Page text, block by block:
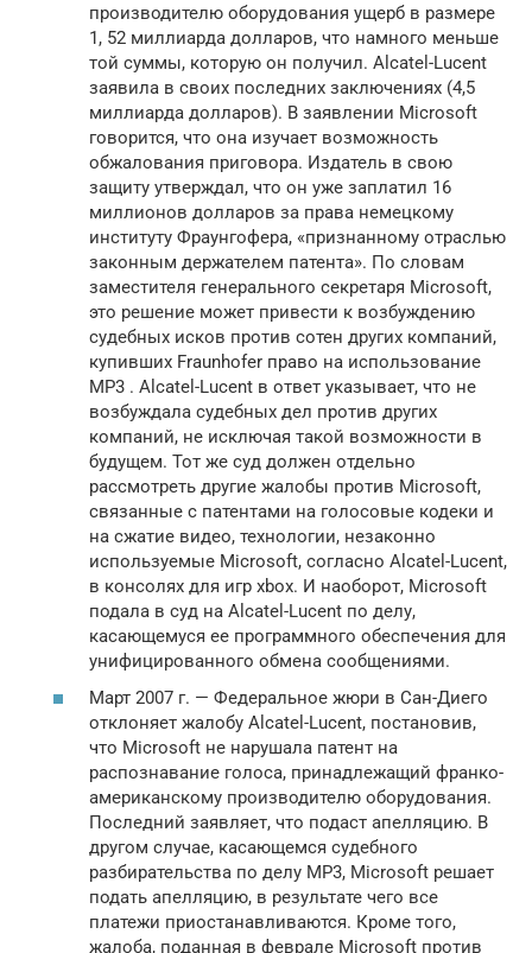
производителю оборудования ущерб в размере
1, 52 миллиарда долларов, что намного меньше
той суммы, которую он получил. Alcatel-Lucent
заявила в своих последних заключениях (4,5
миллиарда долларов). В заявлении Microsoft
говорится, что она изучает возможность
обжалования приговора. Издатель в свою
защиту утверждал, что он уже заплатил 16
миллионов долларов за права немецкому
институту Фраунгофера, «признанному отраслью
законным держателем патента». По словам
заместителя генерального секретаря Microsoft,
это решение может привести к возбуждению
судебных исков против сотен других компаний,
купивших Fraunhofer право на использование
MP3 . Alcatel-Lucent в ответ указывает, что не
возбуждала судебных дел против других
компаний, не исключая такой возможности в
будущем. Тот же суд должен отдельно
рассмотреть другие жалобы против Microsoft,
связанные с патентами на голосовые кодеки и
на сжатие видео, технологии, незаконно
используемые Microsoft, согласно Alcatel-Lucent,
в консолях для игр xbox. И наоборот, Microsoft
подала в суд на Alcatel-Lucent по делу,
касающемуся ее программного обеспечения для
унифицированного обмена сообщениями.
Март 2007 г. — Федеральное жюри в Сан-Диего
отклоняет жалобу Alcatel-Lucent, постановив,
что Microsoft не нарушала патент на
распознавание голоса, принадлежащий франко-
американскому производителю оборудования.
Последний заявляет, что подаст апелляцию. В
другом случае, касающемся судебного
разбирательства по делу MP3, Microsoft решает
подать апелляцию, в результате чего все
платежи приостанавливаются. Кроме того,
жалоба, поданная в феврале Microsoft против